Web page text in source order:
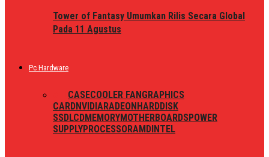
Tower of Fantasy Umumkan Rilis Secara Global
Pada 11 Agustus
Pc Hardware
CASECOOLER FAN GRAPHICS
CARDNVIDIARADEON HARDDISK
SSDLCDMEMORYMOTHERBOARDSPOWER
SUPPLYPROCESSORAMD INTEL